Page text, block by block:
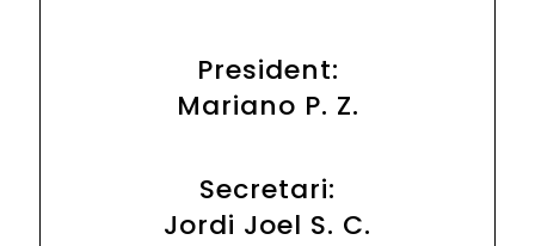
President:
Mariano P. Z.
Secretari:
Jordi Joel S. C.